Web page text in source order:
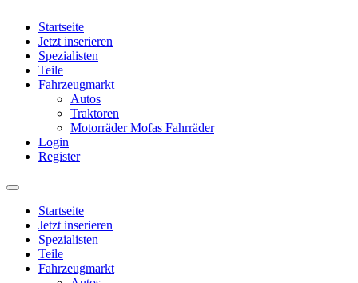
Startseite
Jetzt inserieren
Spezialisten
Teile
Fahrzeugmarkt
Autos
Traktoren
Motorräder Mofas Fahrräder
Login
Register
Startseite
Jetzt inserieren
Spezialisten
Teile
Fahrzeugmarkt